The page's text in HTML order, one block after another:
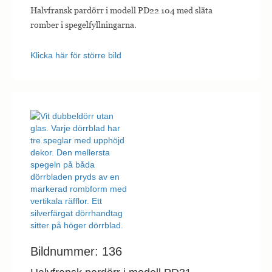
Halvfransk pardörr i modell PD22 104 med släta
romber i spegelfyllningarna.
Klicka här för större bild
Bildnummer: 136
hemsidan.
Marknadsförings-
annonser baserat
på de sidor de
besökte tidigare
och analysera
effektiviteten i
annonskampanjen.